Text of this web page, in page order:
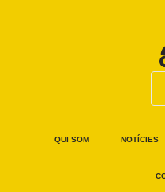
QUI SOM NOTÍCIES